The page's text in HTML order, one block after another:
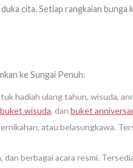
cita. Setiap rangkaian
ke Sungai Penuh:
hadiah ulang tahun, wisuda,
buket wisuda, dan buket
atau belasungkawa.
berbagai acara resmi.